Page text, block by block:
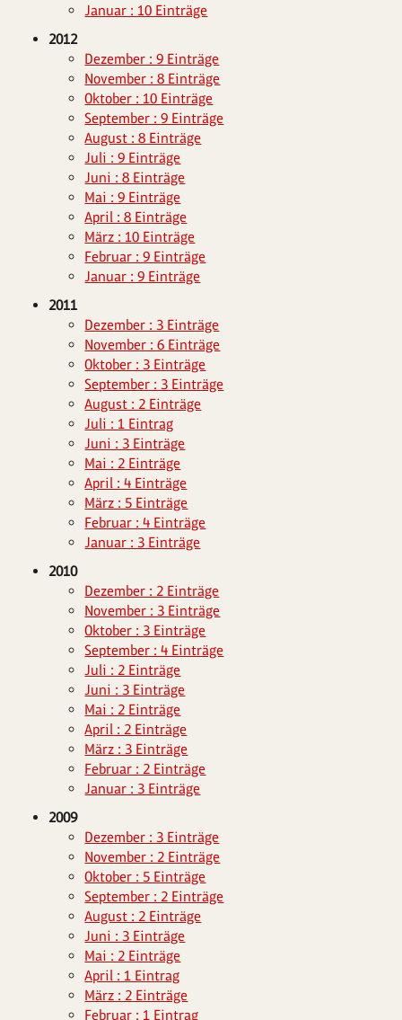
Januar : 10 Einträge
2012
Dezember : 9 Einträge
November : 8 Einträge
Oktober : 10 Einträge
September : 9 Einträge
August : 8 Einträge
Juli : 9 Einträge
Juni : 8 Einträge
Mai : 9 Einträge
April : 8 Einträge
März : 10 Einträge
Februar : 9 Einträge
Januar : 9 Einträge
2011
Dezember : 3 Einträge
November : 6 Einträge
Oktober : 3 Einträge
September : 3 Einträge
August : 2 Einträge
Juli : 1 Eintrag
Juni : 3 Einträge
Mai : 2 Einträge
April : 4 Einträge
März : 5 Einträge
Februar : 4 Einträge
Januar : 3 Einträge
2010
Dezember : 2 Einträge
November : 3 Einträge
Oktober : 3 Einträge
September : 4 Einträge
Juli : 2 Einträge
Juni : 3 Einträge
Mai : 2 Einträge
April : 2 Einträge
März : 3 Einträge
Februar : 2 Einträge
Januar : 3 Einträge
2009
Dezember : 3 Einträge
November : 2 Einträge
Oktober : 5 Einträge
September : 2 Einträge
August : 2 Einträge
Juni : 3 Einträge
Mai : 2 Einträge
April : 1 Eintrag
März : 2 Einträge
Februar : 1 Eintrag